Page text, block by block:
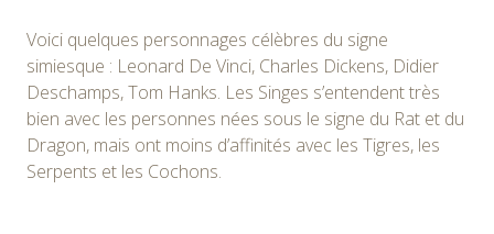
Voici quelques personnages célèbres du signe
simiesque : Leonard De Vinci, Charles Dickens, Didier
Deschamps, Tom Hanks. Les Singes s’entendent très
bien avec les personnes nées sous le signe du Rat et du
Dragon, mais ont moins d’affinités avec les Tigres, les
Serpents et les Cochons.